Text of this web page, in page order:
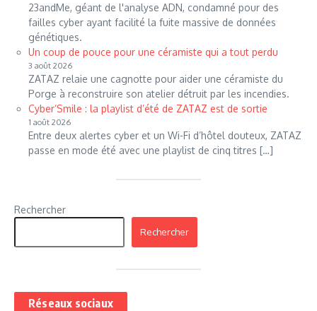
23andMe, géant de l'analyse ADN, condamné pour des
failles cyber ayant facilité la fuite massive de données
génétiques.
Un coup de pouce pour une céramiste qui a tout perdu
3 août 2026
ZATAZ relaie une cagnotte pour aider une céramiste du
Porge à reconstruire son atelier détruit par les incendies.
Cyber’Smile : la playlist d’été de ZATAZ est de sortie
1 août 2026
Entre deux alertes cyber et un Wi-Fi d’hôtel douteux, ZATAZ
passe en mode été avec une playlist de cinq titres […]
Rechercher
Rechercher
Réseaux sociaux